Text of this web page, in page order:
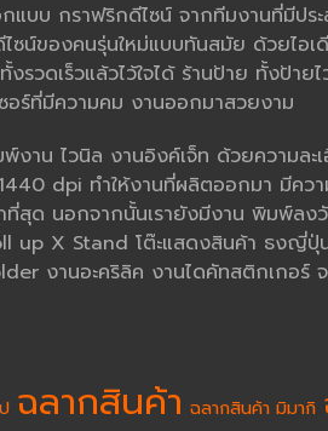
แบบ กราฟริกดีไซน์ จากทีมงานที่มีป
ซน์ของคนรุ่นใหม่แบบทันสมัย ด้วยไอเดี
งรวดเร็วแล้วไว้ใจได้ ร้านป้าย ทั้งป้า
อร์ที่มีความคม งานออกมาสวยงาม
งาน ไวนิล งานอิงค์เจ็ท ด้วยความล
dpi ทำให้งานที่ผลิตออกมา มีคว
ที่สุด นอกจากนั้นเรายังมีงาน พิมพ์ลง
up X Stand โต๊ะแสดงสินค้า ธงญี่ปุ่
งานอะคริลิค งานไดคัทสติกเกอร์
ฉลากสินค้า ฉลากสินค้า มิมากิ